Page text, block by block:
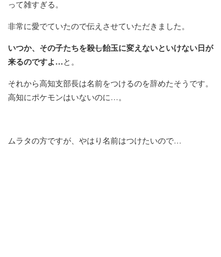
って雑すぎる。
非常に愛でていたので伝えさせていただきました。
いつか、その子たちを殺し飴玉に変えないといけない日が
来るのですよ…と。
それから高知支部長は名前をつけるのを辞めたそうです。
高知にポケモンはいないのに…。
ムラタの方ですが、やはり名前はつけたいので…